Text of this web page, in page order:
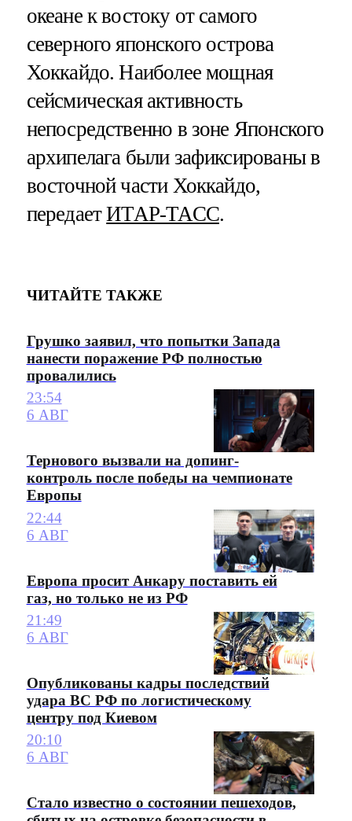
океане к востоку от самого
северного японского острова
Хоккайдо. Наиболее мощная
сейсмическая активность
непосредственно в зоне Японского
архипелага были зафиксированы в
восточной части Хоккайдо,
передаетИТАР-ТАСС.
ЧИТАЙТЕ ТАКЖЕ
Грушко заявил, что попытки Запада
нанести поражение РФ полностью
провалились
23:54
6 АВГ
Тернового вызвали на допинг-
контроль после победы на чемпионате
Европы
22:44
6 АВГ
Европа просит Анкару поставить ей
газ, но только не из РФ
21:49
6 АВГ
Опубликованы кадры последствий
удара ВС РФ по логистическому
центру под Киевом
20:10
6 АВГ
Стало известно о состоянии пешеходов,